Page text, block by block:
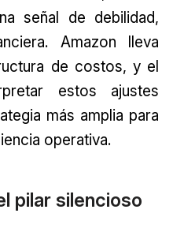
señal de debilidad,
Amazon lleva
de costos, y el
estos ajustes
más amplia para
operativa.
pilar silencioso